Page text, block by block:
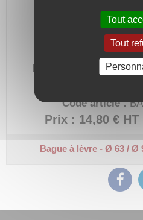
Bague à lèvre en Nitrile
Code article :
Prix : 14,80 € HT
Bague à lèvre - Ø 63 / Ø
Tout
Tout